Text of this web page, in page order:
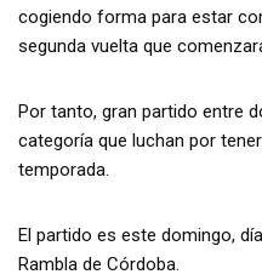
cogiendo forma para estar
segunda vuelta que
Por tanto, gran partido entre
categoría que luchan por
temporada.
El partido es este domingo,
Rambla de Córdoba.